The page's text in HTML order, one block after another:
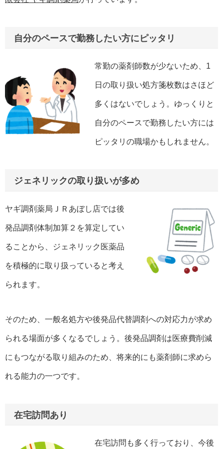
自分のペースで勤務したい方にピッタリ
常勤の薬剤師数が少ないため、1
日の取り扱い処方箋枚数はさほど
多くはないでしょう。ゆっくりと
自分のペースで勤務したい方には
ピッタリの職場かもしれません。
ジェネリックの取り扱いが多め
ヤギ調剤薬局ＪＲあぼし店では後
発品調剤体制加算２を算定してい
ることから、ジェネリック医薬品
を積極的に取り扱っていると考え
られます。
そのため、一般名処方や後発品代替調剤への対応力が求め
られる場面が多くなるでしょう。後発品調剤は医療費削減
にもつながる取り組みのため、将来的にも薬剤師に求めら
れる能力の一つです。
在宅訪問あり
在宅訪問も多く行っており、今後